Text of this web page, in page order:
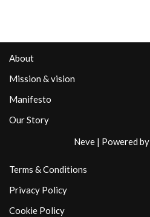
About
Mission & vision
Manifesto
Our Story
Neve | Powered by
Terms & Conditions
Privacy Policy
Cookie Policy